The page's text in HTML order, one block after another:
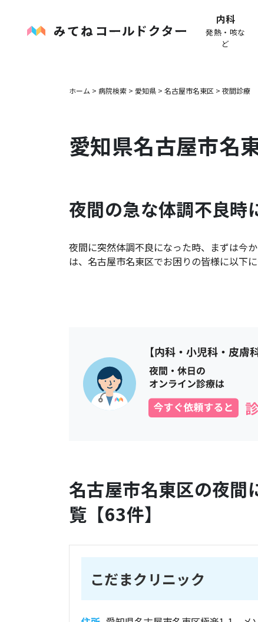
内科
発熱・咳な
ど
ホーム > 病院検索 > 愛知県 > 名古屋市名東区 > 夜間診療
愛知県名古屋市名
夜間の急な体調不良時
夜間に突然体調不良になった時、まずは今
は、 名古屋市名東区でお困りの皆様に以下
名古屋市名東区の夜間
覧【63件】
こだまクリニック